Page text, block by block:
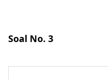
Soal No. 3